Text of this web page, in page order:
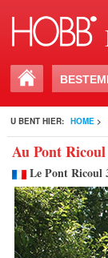
U BENT HIER: HOME >
Au Pont
Le Pont Ricoul